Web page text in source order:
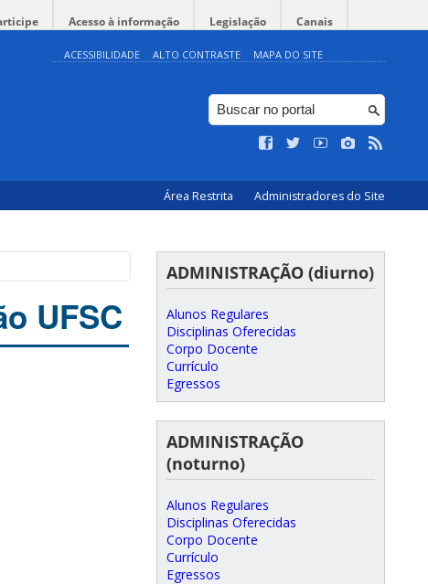
Acesso à informação Legislação Canais
ACESSIBILIDADE ALTO CONTRASTE MAPA DO SITE
Área Restrita Administradores do Site
UFSC
ADMINISTRAÇÃO (diurno)
Alunos Regulares
Disciplinas Oferecidas
Corpo Docente
Currículo
Egressos
ADMINISTRAÇÃO
(noturno)
Alunos Regulares
Disciplinas Oferecidas
Corpo Docente
Currículo
Egressos